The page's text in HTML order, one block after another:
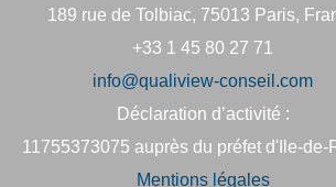
189 rue de Tolbiac, 75013 Paris,
+33 1 45 80 27 71
info@qualiview-conseil.com
Déclaration d’activité :
11755373075 auprès du préfet d'Ile-de-
Mentions légales